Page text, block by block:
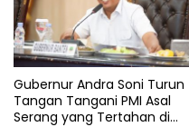
Gubernur Andra Soni Turun
Tangan Tangani PMI Asal
Serang yang Tertahan di